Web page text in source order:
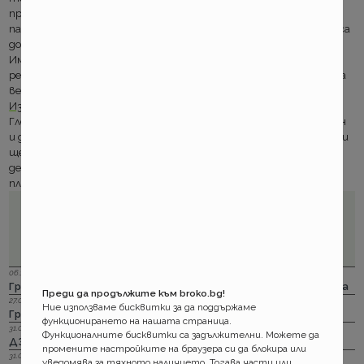
предложение за задължителния обхват. Разиграйте си го взе
пак за вашата кола, защото възможните ценови комбинации са
доста и не може да абсолютизираме нито един извод.
Имате и Турция без пари. С допълнение на южната ни съседка
редицата от оферти изглежда доста различно и с нея е доста
вероятно ОЗК да ви впечатлят с число.
Избирайте внимателно! И прозорливо
Гледането на кодекса на второ четене още не е на дневен план
и до напълно безплатните трети страни има още време. Дали
ще мине е също отделен въпрос. Знае ли човек, може някой
детутат и да се позачете.... А идват празници, а с тях с
плановете за почивки и пътувания.
06.12.2023 г.
Групама: Ски и сноуборд безплатно при пътуване в чужбина
27.04.2023 г.
Групама: За каското
31.03.2023 г.
ДЗИ: Отличници в ликвидацията по каско
31.03.2023 г.
Преди да продължите към broko.bg!
Ние използваме бисквитки за да поддържаме
функционирането на нашата страница.
Функционалните бисквитки са задължителни. Можете да
промените настройките на браузера си да блокира или